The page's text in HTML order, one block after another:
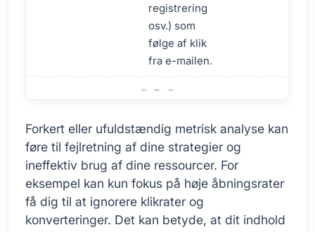
registrering
osv.) som
følge af klik
fra e-mailen.
Forkert eller ufuldstændig metrisk analyse kan
føre til fejlretning af dine strategier og
ineffektiv brug af dine ressourcer. For
eksempel kan kun fokus på høje åbningsrater
få dig til at ignorere klikrater og
konverteringer. Det kan betyde, at dit indhold